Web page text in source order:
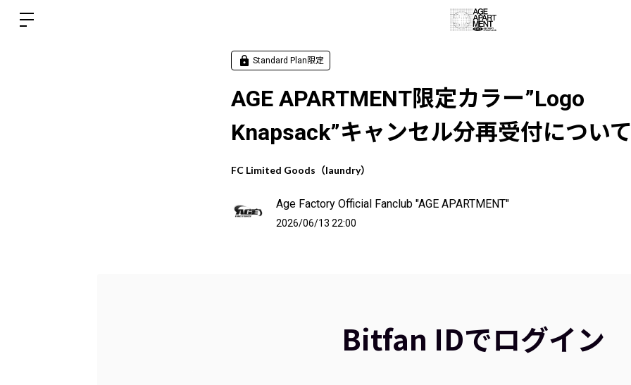
Standard Plan限定
AGE APARTMENT限定カラー”Logo
Knapsack”キャンセル分再受付について
FC Limited Goods（laundry）
Age Factory Official Fanclub "AGE APARTMENT"
2026/06/13 22:00
Bitfan IDでログイン